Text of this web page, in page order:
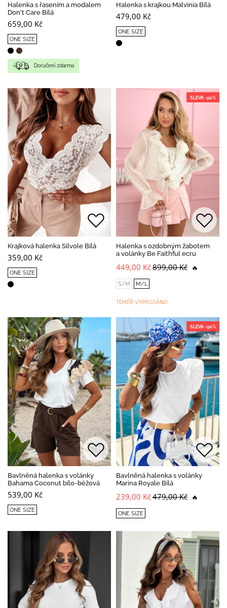
Halenka s řasením a modalem
Don't Care Bílá
659,00 Kč
ONE SIZE
Doručení zdarma
Halenka s krajkou Malvinia Bílá
479,00 Kč
ONE SIZE
Krajková halenka Silvole Bílá
359,00 Kč
ONE SIZE
SLEVA -50%
Halenka s ozdobným žabotem
a volánky Be Faithful ecru
449,00 Kč899,00 Kč 🔥
S/M M/L
TÉMĚŘ VYPRODÁNO
Bavlněná halenka s volánky
Bahama Coconut bílo-béžová
539,00 Kč
ONE SIZE
SLEVA -50%
Bavlněná halenka s volánky
Marina Royale Bílá
239,00 Kč479,00 Kč 🔥
ONE SIZE